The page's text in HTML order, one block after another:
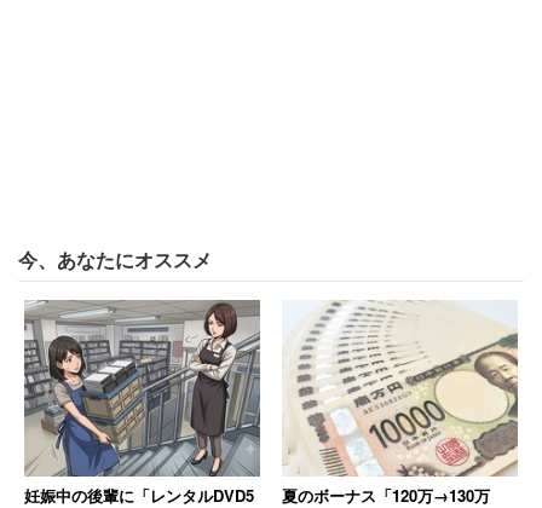
今、あなたにオススメ
妊娠中の後輩に「レンタルDVD5
夏のボーナス「120万→130万